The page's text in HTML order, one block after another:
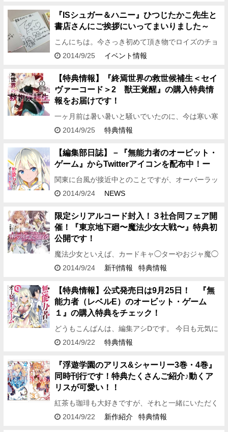
容を考え…
『ISシュガー＆ハニー』ひつじたかこ先生と
書店さんにご挨拶にいってまいりました～
こんにちは。今さっき初めて頂き物でロイズのチョ
コレートポテトチップス的な ものを食べたら、あま
とチョコのハー…
2014/9/25 イベント情報
【特典情報】『終焉世界の救世候補生＜セイ
ヴァーコード＞2 獣王覚醒』の購入特典情
報をお届けです！
一ヶ月前は暑い暑いと騒いでいたのに、今は寒い寒
いと騒ぐ現金な男。 どうもどうも、編集アシDで
が本日となります～…
2014/9/25 特典情報
【編集部日誌】－『無能力者のオービット・
ゲーム』からTwitterアイコンを配布中！ー
関東に台風が接近中とのことですが、オーバーラッ
プ文庫編集部は今日も平常運転です。 台風なんて関
はや1週間なん…
2014/9/24 NEWS
限定シリアルコード封入！３社合同フェア開
催！『東京地下廻〜魔法少女大戦〜』特典初
公開です！
魔法少女といえば、カードキャ◯ターやおジャ魔◯
どれみが頭に浮かぶ 世代の編集アシDです。 今回の
る 『東京地下…
2014/9/24 新刊情報 特典情報
【特典情報】公式発売日は9月25日！ 『無
能力者（レベルE）のオービット・ゲーム
１』の購入特典をチェック！
どうもこんばんは、編集アシDです。 今日も元気に
9月刊の特典情報をお知らせしますよ～！ 今回は、
者（レベルE…
2014/9/22 特典情報
『浮遊学園のアリス&シャーリー3巻・4巻』
同時刊行です！特典たくさんご紹介♪動くア
リスが可愛い！！
紅茶も珈琲も大好きですが、それと一緒にいただく
お菓子やケーキも大大大好きな編集Ｉです。 皆さ
2014/9/22 新作紹介 特典情報